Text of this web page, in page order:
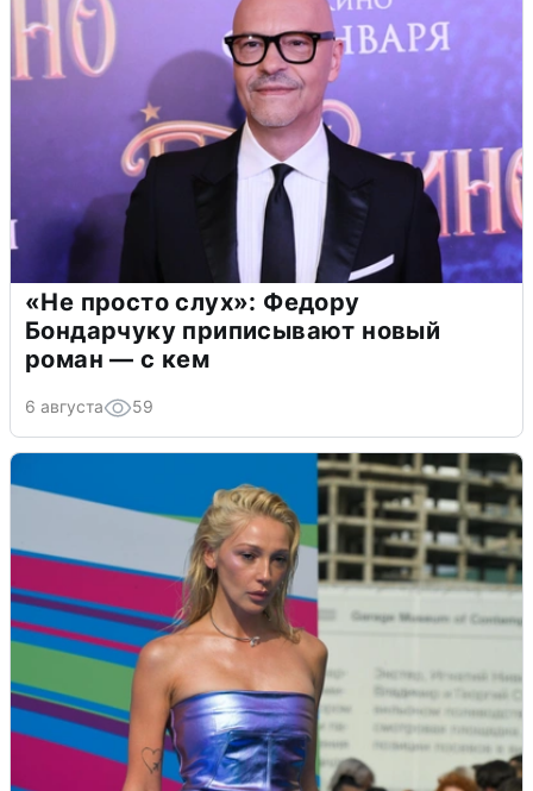
«Не просто слух»: Федору
Бондарчуку приписывают новый
роман — с кем
6 августа 59